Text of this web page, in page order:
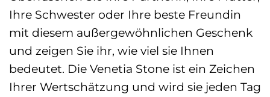
Ihre Schwester oder Ihre beste Freundin
mit diesem außergewöhnlichen Geschenk
und zeigen Sie ihr, wie viel sie Ihnen
bedeutet. Die Venetia Stone ist ein Zeichen
Ihrer Wertschätzung und wird sie jeden Tag